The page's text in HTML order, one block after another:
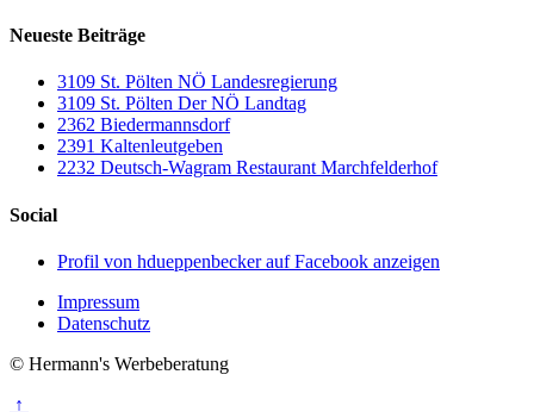
Neueste Beiträge
3109 St. Pölten NÖ Landesregierung
3109 St. Pölten Der NÖ Landtag
2362 Biedermannsdorf
2391 Kaltenleutgeben
2232 Deutsch-Wagram Restaurant Marchfelderhof
Social
Profil von hdueppenbecker auf Facebook anzeigen
Impressum
Datenschutz
© Hermann's Werbeberatung
↑